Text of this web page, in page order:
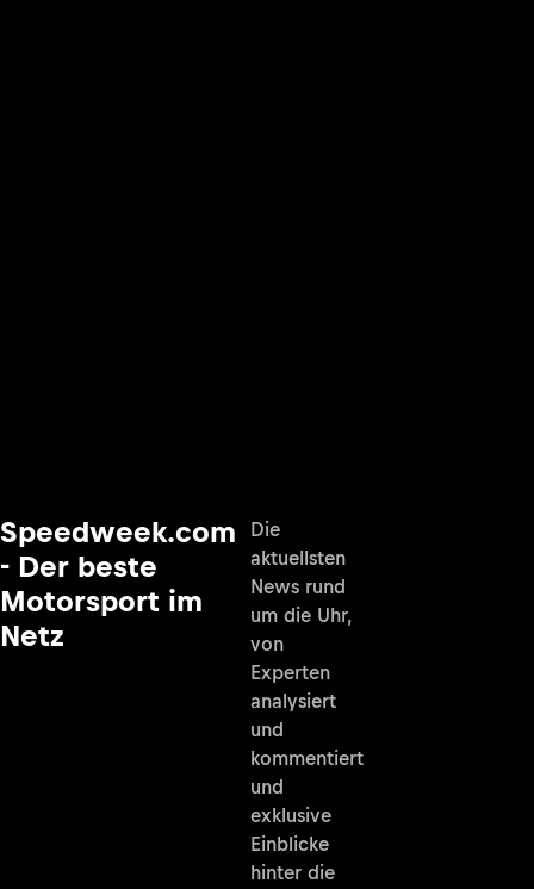
Speedweek.com
- Der beste
Motorsport im
Netz
Die
aktuellsten
News rund
um die Uhr,
von
Experten
analysiert
und
kommentiert
und
exklusive
Einblicke
hinter die